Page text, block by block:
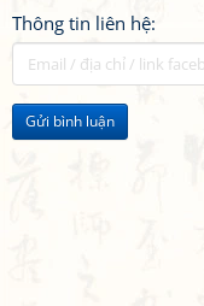
Thông tin liên hệ:
Gửi bình luận